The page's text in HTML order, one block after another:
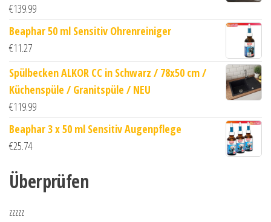
€139.99
Beaphar 50 ml Sensitiv Ohrenreiniger
€11.27
Spülbecken ALKOR CC in Schwarz / 78x50 cm /
Küchenspüle / Granitspüle / NEU
€119.99
Beaphar 3 x 50 ml Sensitiv Augenpflege
€25.74
Überprüfen
zzzzz